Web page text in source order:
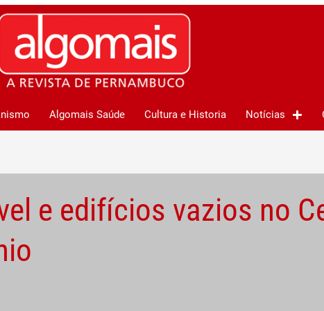
Algomais Saúde Cultura e Historia Notícias
e edifícios vazios no